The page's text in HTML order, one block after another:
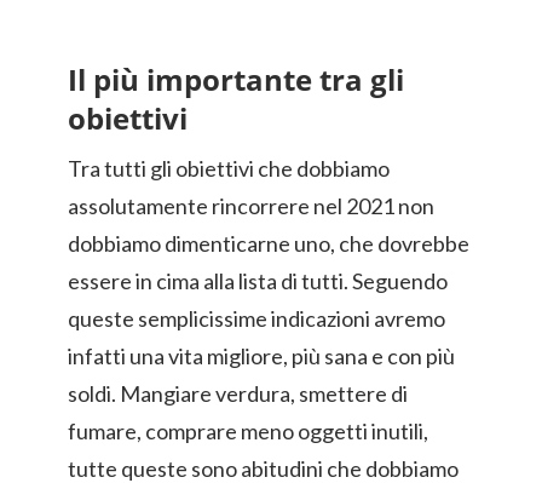
Il più importante tra gli
obiettivi
Tra tutti gli obiettivi che dobbiamo
assolutamente rincorrere nel 2021 non
dobbiamo dimenticarne uno, che dovrebbe
essere in cima alla lista di tutti. Seguendo
queste semplicissime indicazioni avremo
infatti una vita migliore, più sana e con più
soldi. Mangiare verdura, smettere di
fumare, comprare meno oggetti inutili,
tutte queste sono abitudini che dobbiamo